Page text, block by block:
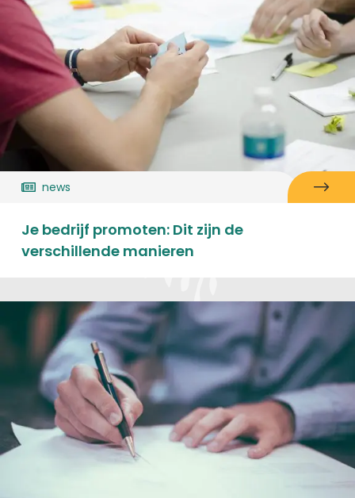
news
Je bedrijf promoten: Dit zijn de
verschillende manieren